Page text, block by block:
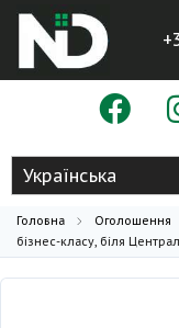
Українська
Головна Оголошення
бізнес-класу, біля